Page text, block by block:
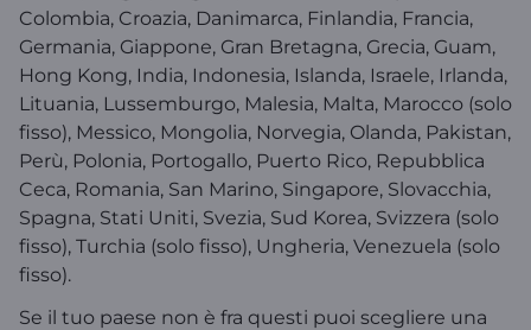
Colombia, Croazia, Danimarca, Finlandia, Francia,
Germania, Giappone, Gran Bretagna, Grecia, Guam,
Hong Kong, India, Indonesia, Islanda, Israele, Irlanda,
Lituania, Lussemburgo, Malesia, Malta, Marocco (solo
fisso), Messico, Mongolia, Norvegia, Olanda, Pakistan,
Perù, Polonia, Portogallo, Puerto Rico, Repubblica
Ceca, Romania, San Marino, Singapore, Slovacchia,
Spagna, Stati Uniti, Svezia, Sud Korea, Svizzera (solo
fisso), Turchia (solo fisso), Ungheria, Venezuela (solo
fisso).
Se il tuo paese non è fra questi puoi scegliere una